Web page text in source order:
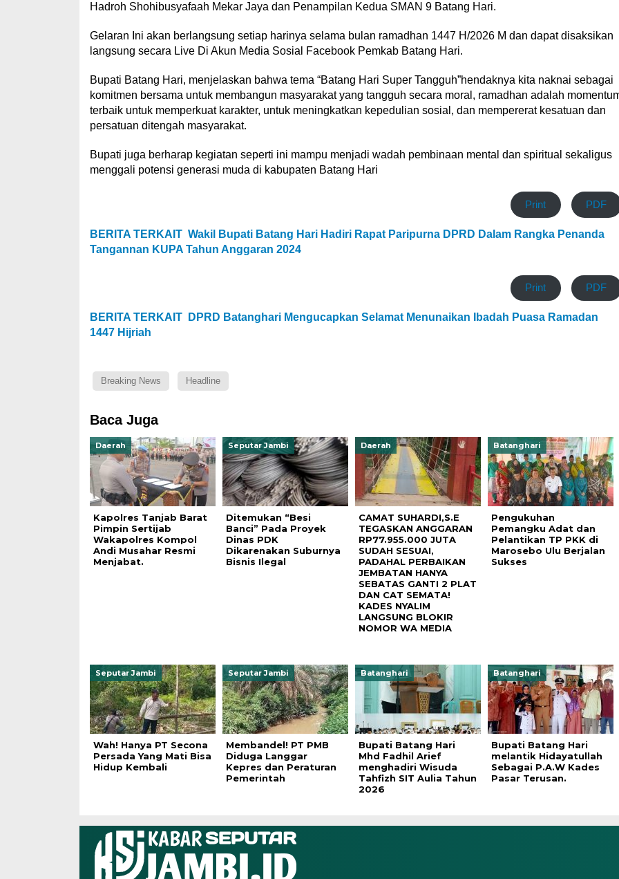
Hadroh Shohibusyafaah Mekar Jaya dan Penampilan Kedua SMAN 9 Batang Hari.
Gelaran Ini akan berlangsung setiap harinya selama bulan ramadhan 1447 H/2026 M dan dapat disaksikan
langsung secara Live Di Akun Media Sosial Facebook Pemkab Batang Hari.
Bupati Batang Hari, menjelaskan bahwa tema “Batang Hari Super Tangguh”hendaknya kita naknai sebagai
komitmen bersama untuk membangun masyarakat yang tangguh secara moral, ramadhan adalah
terbaik untuk memperkuat karakter, untuk meningkatkan kepedulian sosial, dan mempererat kesatuan dan
persatuan ditengah masyarakat.
Bupati juga berharap kegiatan seperti ini mampu menjadi wadah pembinaan mental dan spiritual sekaligus
menggali potensi generasi muda di kabupaten Batang Hari
Print PDF
BERITA TERKAIT Wakil Bupati Batang Hari Hadiri Rapat Paripurna DPRD Dalam Rangka Penanda
Tangannan KUPA Tahun Anggaran 2024
Print PDF
BERITA TERKAIT
DPRD Batanghari Mengucapkan Selamat Menunaikan Ibadah Puasa Ramadan
1447 Hijriah
Breaking News Headline
Baca Juga
Daerah
Kapolres Tanjab Barat
Pimpin Sertijab
Wakapolres Kompol
Andi Musahar Resmi
Menjabat.
Seputar Jambi
Ditemukan “Besi
Banci” Pada Proyek
Dinas PDK
Dikarenakan Suburnya
Bisnis Ilegal
Daerah
CAMAT SUHARDI,S.E
TEGASKAN ANGGARAN
RP77.955.000 JUTA
SUDAH SESUAI,
PADAHAL PERBAIKAN
JEMBATAN HANYA
SEBATAS GANTI 2 PLAT
DAN CAT SEMATA!
KADES NYALIM
LANGSUNG BLOKIR
NOMOR WA MEDIA
Batanghari
Pengukuhan
Pemangku Adat dan
Pelantikan TP PKK di
Marosebo Ulu Berjalan
Sukses
Seputar Jambi
Wah! Hanya PT Secona
Persada Yang Mati Bisa
Hidup Kembali
Seputar Jambi
Membandel! PT PMB
Diduga Langgar
Kepres dan Peraturan
Pemerintah
Batanghari
Bupati Batang Hari
Mhd Fadhil Arief
menghadiri Wisuda
Tahfizh SIT Aulia Tahun
2026
Batanghari
Bupati Batang Hari
melantik Hidayatullah
Sebagai P.A.W Kades
Pasar Terusan.